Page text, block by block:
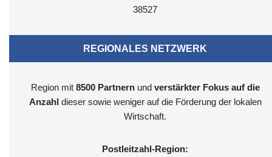
38527
REGIONALES NETZWERK
Region mit 8500 Partnernund verstärkter Fokus auf die
Anzahl dieser sowie weniger auf die Förderung der lokalen
Wirtschaft.
Postleitzahl-Region: